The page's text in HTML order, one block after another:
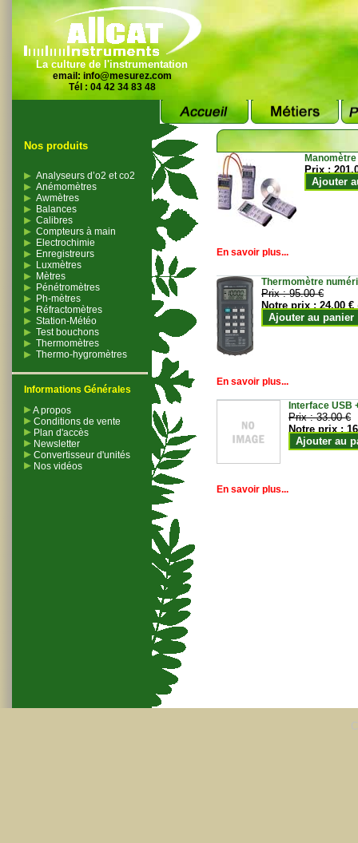
La culture de l'instrumentation
email: info@mesurez.com
Tél : 04 42 34 83 48
Nos produits
Analyseurs d’o2 et co2
Anémomètres
Awmètres
Balances
Calibres
Compteurs à main
Electrochimie
Enregistreurs
Luxmètres
Mètres
Pénétromètres
Ph-mètres
Réfractomètres
Station-Météo
Test bouchons
Thermomètres
Thermo-hygromètres
Informations Générales
A propos
Conditions de vente
Plan d'accès
Newsletter
Convertisseur d'unités
Nos vidéos
Prix :
Ajouter
En savoir plus...
Thermomètre
Prix :95.00 €
Notre prix :24.00 €
Ajouter au panier
En savoir plus...
Interface USB
Prix :33.00 €
Notre prix :
Ajouter au
En savoir plus...